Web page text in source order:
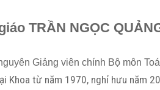
TRẦN NGỌC
Giảng viên chính Bộ môn
Khoa từ năm 1970, nghỉ hưu năm